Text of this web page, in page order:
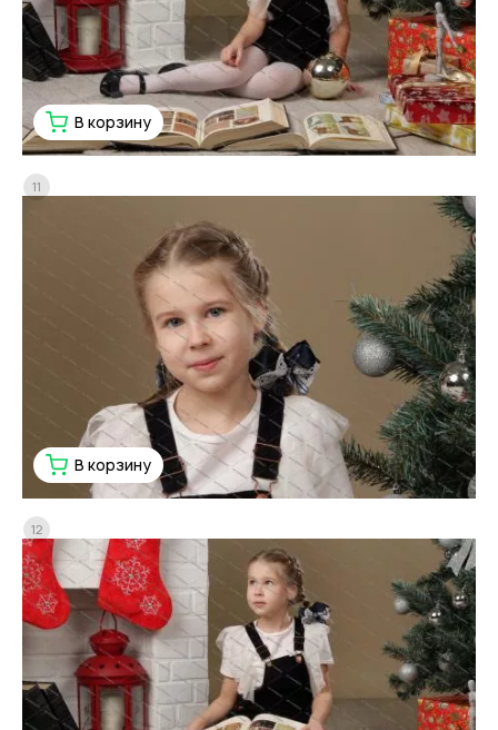
В корзину
В корзину
11
12